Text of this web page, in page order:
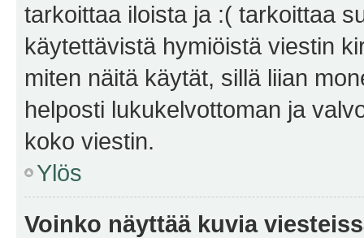
tarkoittaa iloista ja :( tarkoittaa
käytettävistä hymiöistä viestin
miten näitä käytät, sillä liian
helposti lukukelvottoman ja
koko viestin.
Ylös
Voinko näyttää kuvia